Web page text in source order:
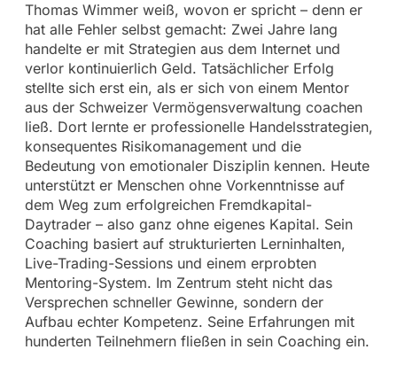
Thomas Wimmer weiß, wovon er spricht – denn er
hat alle Fehler selbst gemacht: Zwei Jahre lang
handelte er mit Strategien aus dem Internet und
verlor kontinuierlich Geld. Tatsächlicher Erfolg
stellte sich erst ein, als er sich von einem Mentor
aus der Schweizer Vermögensverwaltung coachen
ließ. Dort lernte er professionelle Handelsstrategien,
konsequentes Risikomanagement und die
Bedeutung von emotionaler Disziplin kennen. Heute
unterstützt er Menschen ohne Vorkenntnisse auf
dem Weg zum erfolgreichen Fremdkapital-
Daytrader – also ganz ohne eigenes Kapital. Sein
Coaching basiert auf strukturierten Lerninhalten,
Live-Trading-Sessions und einem erprobten
Mentoring-System. Im Zentrum steht nicht das
Versprechen schneller Gewinne, sondern der
Aufbau echter Kompetenz. Seine Erfahrungen mit
hunderten Teilnehmern fließen in sein Coaching ein.